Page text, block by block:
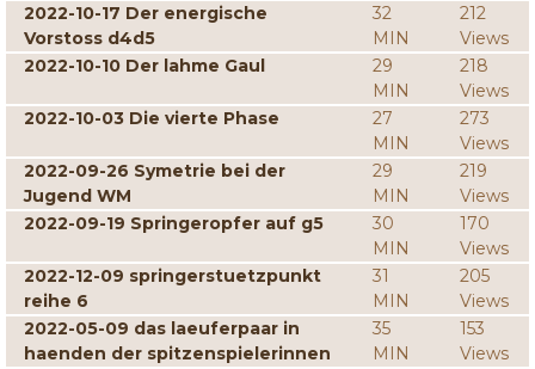
2022-10-17 Der energische
Vorstoss d4d5
32
MIN
212
Views
2022-10-10 Der lahme Gaul
29
MIN
218
Views
2022-10-03 Die vierte Phase
27
MIN
273
Views
2022-09-26 Symetrie bei der
Jugend WM
29
MIN
219
Views
2022-09-19 Springeropfer auf g5
30
MIN
170
Views
2022-12-09 springerstuetzpunkt
reihe 6
31
MIN
205
Views
2022-05-09 das laeuferpaar in
haenden der spitzenspielerinnen
35
MIN
153
Views